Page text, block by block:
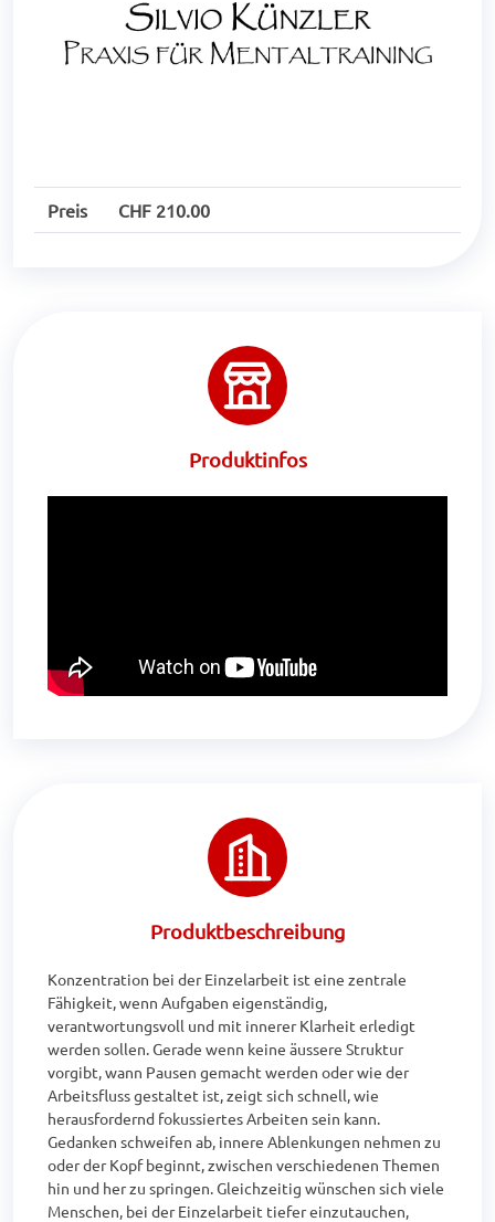
Preis CHF 210.00
Produktinfos
Produktbeschreibung
Konzentration bei der Einzelarbeit ist eine zentrale
Fähigkeit, wenn Aufgaben eigenständig,
verantwortungsvoll und mit innerer Klarheit erledigt
werden sollen. Gerade wenn keine äussere Struktur
vorgibt, wann Pausen gemacht werden oder wie der
Arbeitsfluss gestaltet ist, zeigt sich schnell, wie
herausfordernd fokussiertes Arbeiten sein kann.
Gedanken schweifen ab, innere Ablenkungen nehmen zu
oder der Kopf beginnt, zwischen verschiedenen Themen
hin und her zu springen. Gleichzeitig wünschen sich viele
Menschen, bei der Einzelarbeit tiefer einzutauchen,